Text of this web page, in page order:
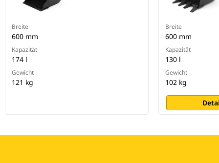
Breite
600 mm
Kapazität
174 l
Gewicht
121 kg
Breite
600 mm
Kapazität
130 l
Gewicht
102 kg